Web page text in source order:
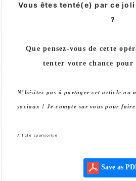
Vous êtes tenté(e) par ce
?
Que pensez-vous de cette
tenter votre chance pour
N’hésitez pas à partager cet article ou
sociaux ! Je compte sur vous pour
Article sponsorisé
Save as